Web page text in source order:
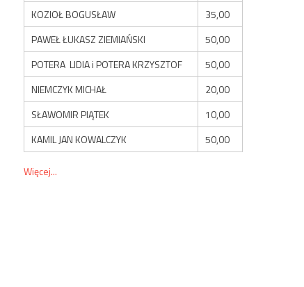
KOZIOŁ BOGUSŁAW
35,00
PAWEŁ ŁUKASZ ZIEMIAŃSKI
50,00
POTERA LIDIA i POTERA KRZYSZTOF
50,00
NIEMCZYK MICHAŁ
20,00
SŁAWOMIR PIĄTEK
10,00
KAMIL JAN KOWALCZYK
50,00
Więcej...